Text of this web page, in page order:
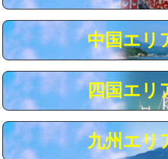
追加人工
※給水管工事は20mmまでの価格です。
中国エリ
四国エリ
九州エリ